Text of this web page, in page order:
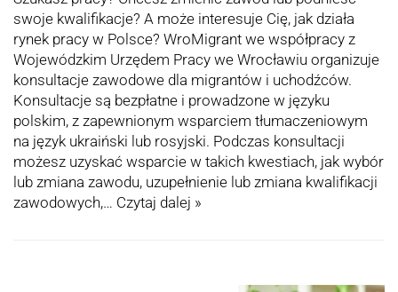
swoje kwalifikacje? A może interesuje Cię, jak działa
rynek pracy w Polsce? WroMigrant we współpracy z
Wojewódzkim Urzędem Pracy we Wrocławiu organizuje
konsultacje zawodowe dla migrantów i uchodźców.
Konsultacje są bezpłatne i prowadzone w języku
polskim, z zapewnionym wsparciem tłumaczeniowym
na język ukraiński lub rosyjski. Podczas konsultacji
możesz uzyskać wsparcie w takich kwestiach, jak wybór
lub zmiana zawodu, uzupełnienie lub zmiana kwalifikacji
zawodowych,… Czytaj dalej »